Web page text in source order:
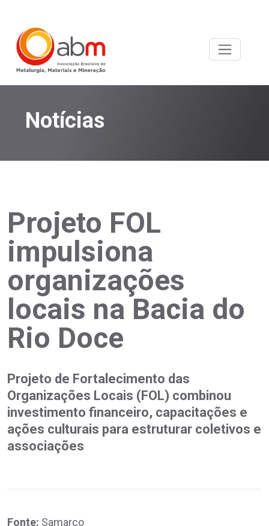
Notícias
Projeto FOL
impulsiona
organizações
locais na Bacia do
Rio Doce
Projeto de Fortalecimento das
Organizações Locais (FOL) combinou
investimento financeiro, capacitações e
ações culturais para estruturar coletivos e
associações
Fonte: Samarco